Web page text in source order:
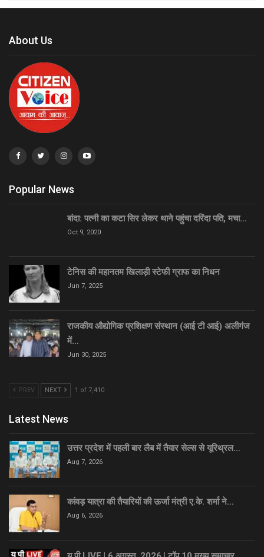
About Us
Popular News
बांदा: पत्नी का कटा सिर लेकर थाने पहुंचा दरिंदा पति, मचा…
Oct 9, 2020
टेनिस की महानतम खिलाड़ी स्टेफी ग्राफ का निधन
Jun 7, 2025
राजकीय औद्योगिक प्रशिक्षण संस्थान (आई टी आई) अलीगंज
में…
Jun 30, 2025
PREV NEXT 1 of 7,410
Latest News
उत्तर प्रदेश में पहली बार लैब में तैयार सेल्स से यूरिथ्रल…
Aug 7, 2026
कांवड़ यात्रा की तैयारियों की ऊर्जा मंत्री ए.के. शर्मा ने…
Aug 6, 2026